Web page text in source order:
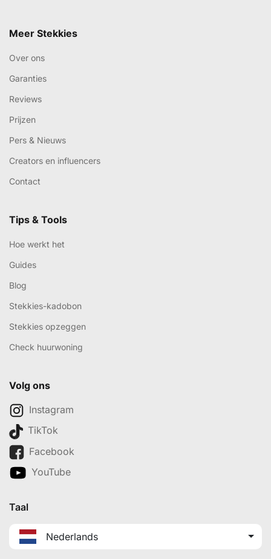
Meer Stekkies
Over ons
Garanties
Reviews
Prijzen
Pers & Nieuws
Creators en influencers
Contact
Tips & Tools
Hoe werkt het
Guides
Blog
Stekkies-kadobon
Stekkies opzeggen
Check huurwoning
Volg ons
Instagram
TikTok
Facebook
YouTube
Taal
Nederlands